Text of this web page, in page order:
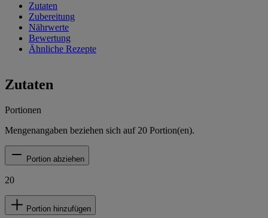
Zutaten
Zubereitung
Nährwerte
Bewertung
Ähnliche Rezepte
Zutaten
Portionen
Mengenangaben beziehen sich auf 20 Portion(en).
Portion abziehen
20
Portion hinzufügen